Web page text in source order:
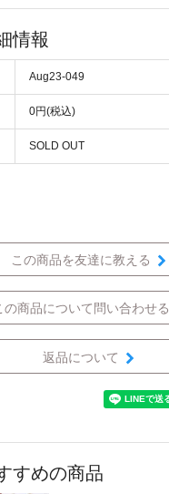
情報
Aug23-049
0円(税込)
SOLD OUT
この商品を友達に教える
の商品について問い合わせる
返品について
すめの商品